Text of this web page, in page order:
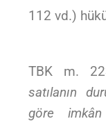
112 vd.)
TBK m.
satılanın
göre